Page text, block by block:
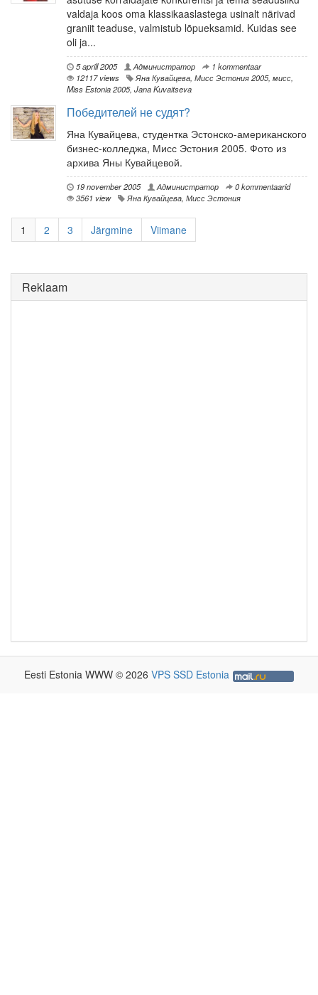
valdaja koos oma klassikaaslastega usinalt närivad
graniit teaduse, valmistub lõpueksamid. Kuidas see
oli ja...
5 aprill 2005 Администратор
1 kommentaar
12117 views
Яна Кувайцева, Мисс Эстония 2005, мисс,
Miss Estonia 2005, Jana Kuvaitseva
Победителей не судят?
Яна Кувайцева, студентка Эстонско-американского
бизнес-колледжа, Мисс Эстония 2005. Фото из
архива Яны Кувайцевой.
19 november 2005 Администратор
0 kommentaarid
3561 view
Яна Кувайцева, Мисс Эстония
1 2 3 Järgmine Viimane
Reklaam
Eesti Estonia WWW © 2026 VPS SSD Estonia